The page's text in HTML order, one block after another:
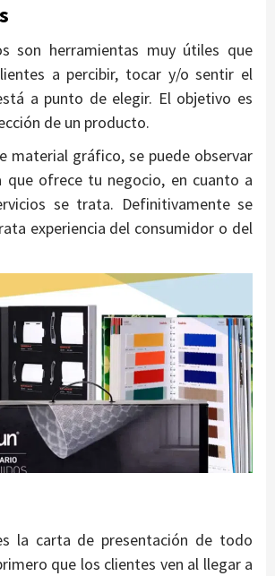
son herramientas muy útiles que
a percibir, tocar y/o sentir el
a punto de elegir. El objetivo es
de un producto.
material gráfico, se puede observar
que ofrece tu negocio, en cuanto a
se trata. Definitivamente se
experiencia del consumidor o del
la carta de presentación de todo
que los clientes ven al llegar a